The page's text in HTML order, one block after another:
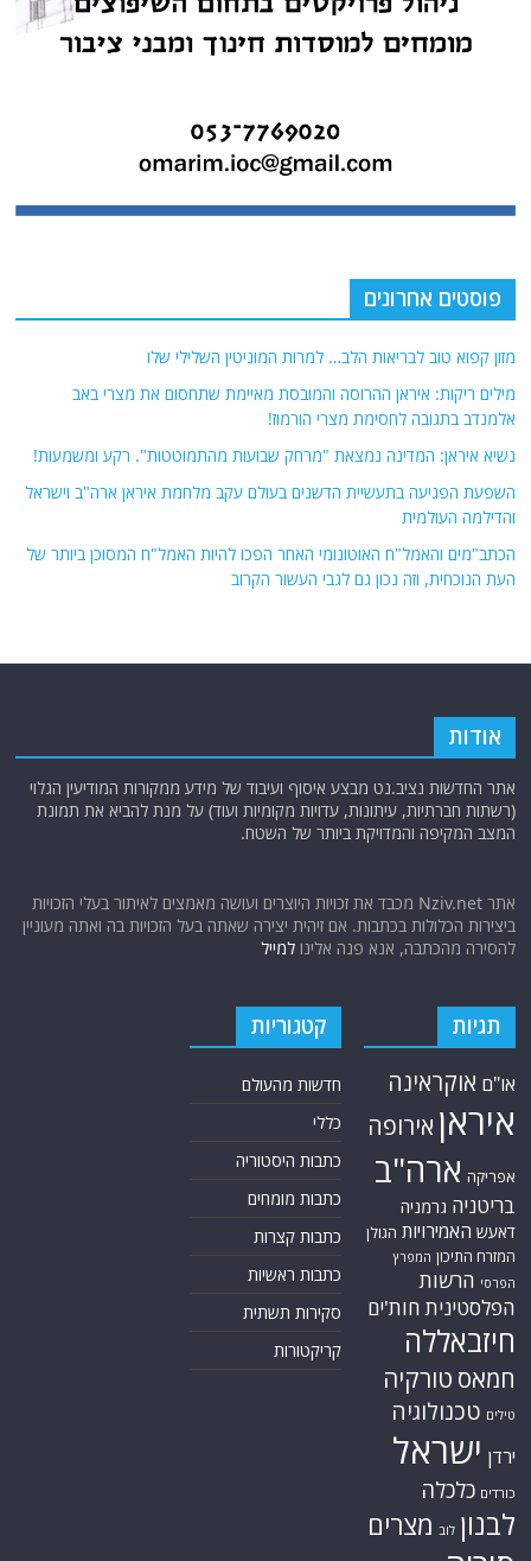
פוסטים אחרונים
מזון קפוא טוב לבריאות הלב… למרות המוניטין השלילי שלו
מילים ריקות: איראן ההרוסה והמובסת מאיימת שתחסום את מצרי באב
אלמנדב בתגובה לחסימת מצרי הורמוז!
נשיא איראן: המדינה נמצאת "מרחק שבועות מהתמוטטות". רקע ומשמעות!
השפעת הפגיעה בתעשיית הדשנים בעולם עקב מלחמת איראן ארה"ב וישראל
והדילמה העולמית
הכתב"מים והאמל"ח האוטונומי האחר הפכו להיות האמל"ח המסוכן ביותר של
העת הנוכחית, וזה נכון גם לגבי העשור הקרוב
אודות
אתר החדשות נציב.נט מבצע איסוף ועיבוד של מידע ממקורות המודיעין הגלוי
(רשתות חברתיות, עיתונות, עדויות מקומיות ועוד) על מנת להביא את תמונת
המצב המקיפה והמדויקת ביותר של השטח.
אתר Nziv.net מכבד את זכויות היוצרים ועושה מאמצים לאיתור בעלי הזכויות
ביצירות הכלולות בכתבות. אם זיהית יצירה שאתה בעל הזכויות בה ואתה מעוניין
להסירה מהכתבה, אנא פנה אלינולמייל
תגיות
או"ם אוקראינה
איראן אירופה
אפריקה ארה"ב
בריטניה גרמניה
דאעש האמירויות הגולן
המזרח התיכון המפרץ
הפרסי הרשות
הפלסטינית חות'ים
חיזבאללה
חמאס טורקיה
טילים טכנולוגיה
ירדן ישראל
כורדים כלכלה
לבנון לוב מצרים
קטגוריות
חדשות מהעולם
כללי
כתבות היסטוריה
כתבות מומחים
כתבות קצרות
כתבות ראשיות
סקירות תשתית
קריקטורות